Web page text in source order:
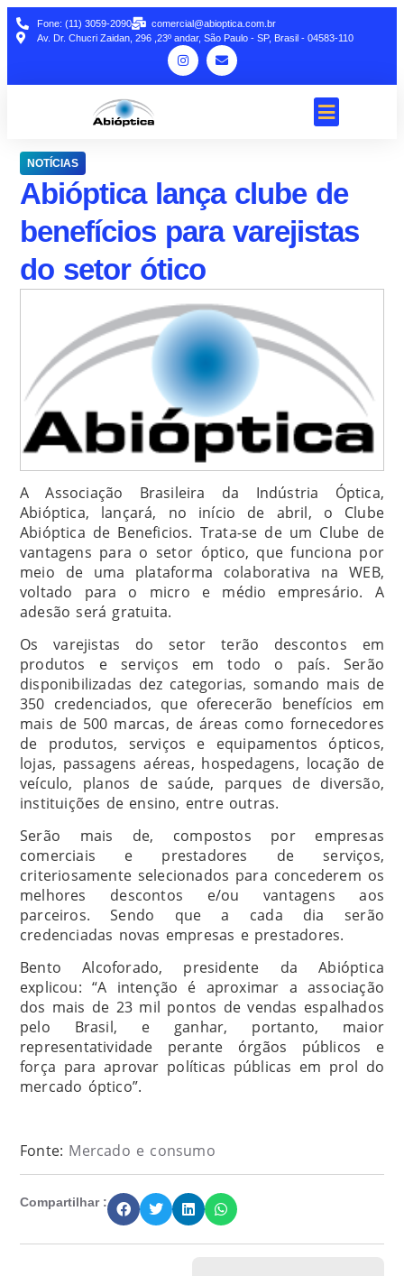
Fone: (11) 3059-2090
comercial@abioptica.com.br
Av. Dr. Chucri Zaidan, 296 ,23º andar, São Paulo - SP, Brasil - 04583-110
NOTÍCIAS
Abióptica lança clube de
benefícios para varejistas
do setor ótico
A Associação Brasileira da Indústria Óptica,
Abióptica, lançará, no início de abril, o Clube
Abióptica de Beneficios. Trata-se de um Clube de
vantagens para o setor óptico, que funciona por
meio de uma plataforma colaborativa na WEB,
voltado para o micro e médio empresário. A
adesão será gratuita.
Os varejistas do setor terão descontos em
produtos e serviços em todo o país. Serão
disponibilizadas dez categorias, somando mais de
350 credenciados, que oferecerão benefícios em
mais de 500 marcas, de áreas como fornecedores
de produtos, serviços e equipamentos ópticos,
lojas, passagens aéreas, hospedagens, locação de
veículo, planos de saúde, parques de diversão,
instituições de ensino, entre outras.
Serão mais de, compostos por empresas
comerciais e prestadores de serviços,
criteriosamente selecionados para concederem os
melhores descontos e/ou vantagens aos
parceiros. Sendo que a cada dia serão
credenciadas novas empresas e prestadores.
Bento Alcoforado, presidente da Abióptica
explicou: “A intenção é aproximar a associação
dos mais de 23 mil pontos de vendas espalhados
pelo Brasil, e ganhar, portanto, maior
representatividade perante órgãos públicos e
força para aprovar políticas públicas em prol do
mercado óptico”.
Fonte: Mercado e consumo
Compartilhar :